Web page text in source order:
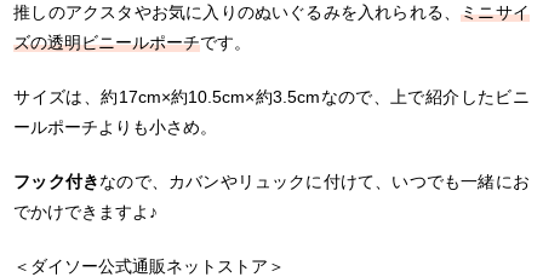
推しのアクスタやお気に入りのぬいぐるみを入れられる、ミニサイ
ズの透明ビニールポーチです。
サイズは、約17cm×約10.5cm×約3.5cmなので、上で紹介したビニ
ールポーチよりも小さめ。
フック付きなので、カバンやリュックに付けて、いつでも一緒にお
でかけできますよ♪
＜ダイソー公式通販ネットストア＞